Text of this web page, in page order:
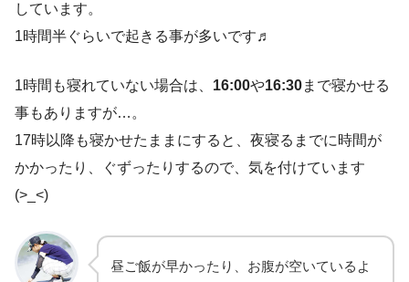
しています。
1時間半ぐらいで起きる事が多いです♬
1時間も寝れていない場合は、 16:00や16:30まで寝かせる
事もありますが…。
17時以降も寝かせたままにすると、夜寝るまでに時間が
かかったり、ぐずったりするので、気を付けています
(>_<)
昼ご飯が早かったり、お腹が空いているよ